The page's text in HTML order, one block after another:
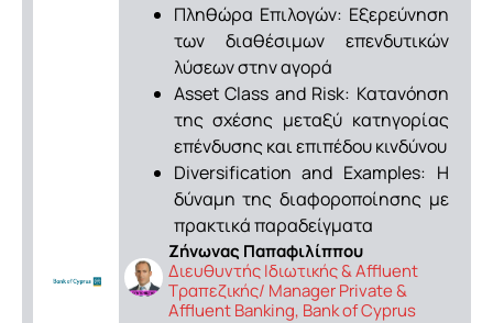
Πληθώρα Επιλογών: Εξερεύνηση
των διαθέσιμων επενδυτικών
λύσεων στην αγορά
Asset Class and Risk: Κατανόηση
της σχέσης μεταξύ κατηγορίας
επένδυσης και επιπέδου κινδύνου
Diversification and Examples: Η
δύναμη της διαφοροποίησης με
πρακτικά παραδείγματα
Ζήνωνας Παπαφιλίππου
Διευθυντής Ιδιωτικής & Affluent
Τραπεζικής/ Manager Private &
Affluent Banking, Bank of Cyprus